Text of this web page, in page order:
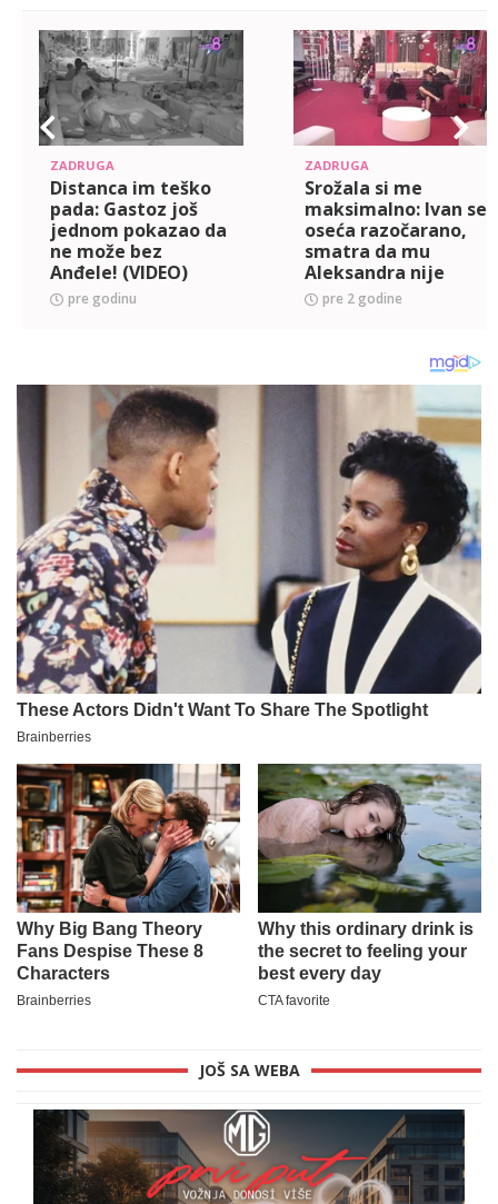
ZADRUGA
Distanca im teško
pada: Gastoz još
jednom pokazao da
ne može bez
Anđele! (VIDEO)
pre godinu
ZADRUGA
Srožala si me
maksimalno: Ivan se
oseća razočarano,
smatra da mu
Aleksandra nije
uzvratila ni jednu
emociju! (VIDEO)
pre 2 godine
JOŠ SA WEBA